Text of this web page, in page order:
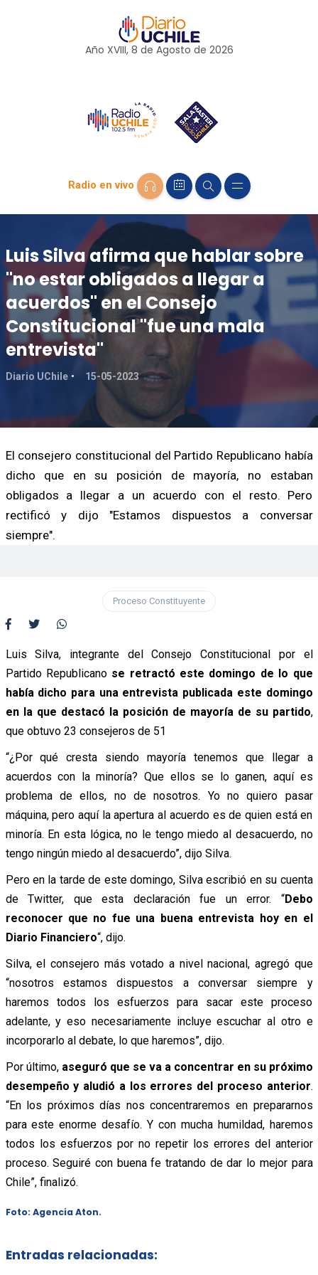
Año XVIII, 8 de Agosto de 2026
Radio en vivo
Luis Silva afirma que hablar sobre
"no estar obligados a llegar a
acuerdos" en el Consejo
Constitucional "fue una mala
entrevista"
Diario UChile 15-05-2023
El consejero constitucional del Partido Republicano había
dicho que en su posición de mayoría, no estaban
obligados a llegar a un acuerdo con el resto. Pero
rectificó y dijo "Estamos dispuestos a conversar
siempre".
Proceso Constituyente
Luis Silva, integrante del Consejo Constitucional por el
Partido Republicanose retractó este domingo de lo que
había dicho para una entrevista publicada este domingo
en la que destacó la posición de mayoría de su partido,
que obtuvo 23 consejeros de 51
“¿Por qué cresta siendo mayoría tenemos que llegar a
acuerdos con la minoría? Que ellos se lo ganen, aquí es
problema de ellos, no de nosotros. Yo no quiero pasar
máquina, pero aquí la apertura al acuerdo es de quien está en
minoría. En esta lógica, no le tengo miedo al desacuerdo, no
tengo ningún miedo al desacuerdo”, dijo Silva.
Pero en la tarde de este domingo, Silva escribió en su cuenta
de Twitter, que esta declaración fue un error. “Debo
reconocer que no fue una buena entrevista hoy en el
Diario Financiero“, dijo.
Silva, el consejero más votado a nivel nacional, agregó que
“nosotros estamos dispuestos a conversar siempre y
haremos todos los esfuerzos para sacar este proceso
adelante, y eso necesariamente incluye escuchar al otro e
incorporarlo al debate, lo que haremos”, dijo.
Por último, aseguró que se va a concentrar en su próximo
desempeño y aludió a los errores del proceso anterior.
“En los próximos días nos concentraremos en prepararnos
para este enorme desafío. Y con mucha humildad, haremos
todos los esfuerzos por no repetir los errores del anterior
proceso. Seguiré con buena fe tratando de dar lo mejor para
Chile”, finalizó.
Foto: Agencia Aton.
Entradas relacionadas: